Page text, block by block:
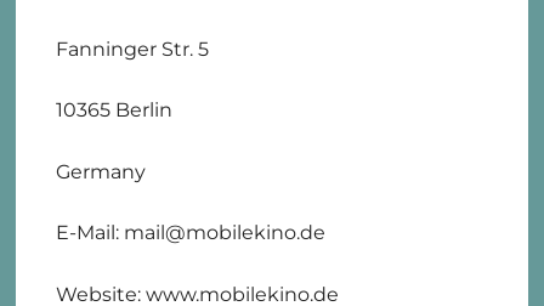
Fanninger Str. 5
10365 Berlin
Germany
E-Mail: mail@mobilekino.de
Website: www.mobilekino.de